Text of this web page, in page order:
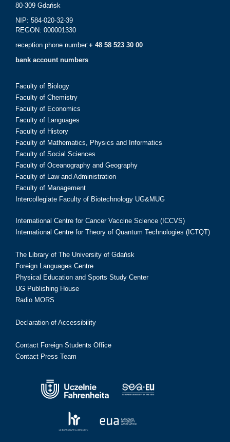
80-309 Gdańsk
NIP: 584-020-32-39
REGON: 000001330
reception phone number:+ 48 58 523 30 00
bank account numbers
Faculty of Biology
Faculty of Chemistry
Faculty of Economics
Faculty of Languages
Faculty of History
Faculty of Mathematics, Physics and Informatics
Faculty of Social Sciences
Faculty of Oceanography and Geography
Faculty of Law and Administration
Faculty of Management
Intercollegiate Faculty of Biotechnology UG&MUG
International Centre for Cancer Vaccine Science (ICCVS)
International Centre for Theory of Quantum Technologies (ICTQT)
The Library of The University of Gdańsk
Foreign Languages Centre
Physical Education and Sports Study Center
UG Publishing House
Radio MORS
Declaration of Accessibility
Contact Foreign Students Office
Contact Press Team